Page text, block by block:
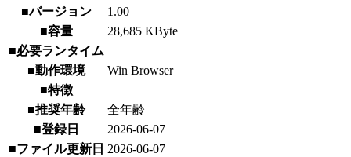
■バージョン
1.00
■容量
28,685 KByte
■必要ランタイム
■動作環境
Win Browser
■特徴
■推奨年齢
全年齢
■登録日
2026-06-07
■ファイル更新日 2026-06-07